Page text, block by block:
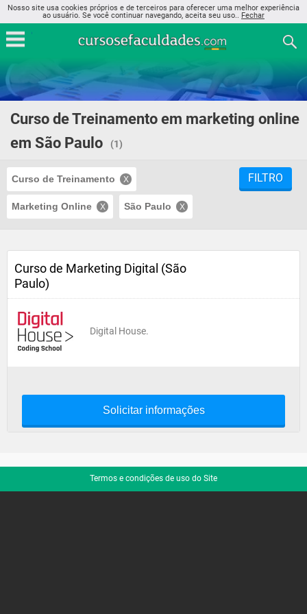
Nosso site usa cookies próprios e de terceiros para oferecer uma melhor experiência
ao usuário. Se você continuar navegando, aceita seu uso.. Fechar
Curso de Treinamento em marketing online
em São Paulo
(1)
Curso de Treinamento
Marketing Online São Paulo
FILTRO
Curso de Marketing Digital (São
Paulo)
Digital House.
Solicitar informações
Termos e condições de uso do Site